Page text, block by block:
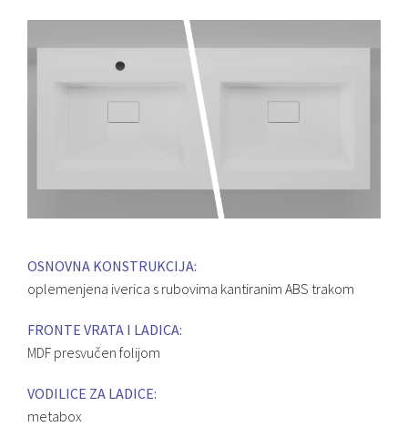
OSNOVNA KONSTRUKCIJA:
oplemenjena iverica s rubovima kantiranim ABS trakom
FRONTE VRATA I LADICA:
MDF presvučen folijom
VODILICE ZA LADICE:
metabox